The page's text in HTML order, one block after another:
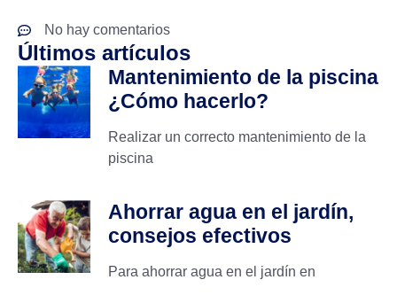
No hay comentarios
Últimos artículos
Mantenimiento de la piscina
¿Cómo hacerlo?
Realizar un correcto mantenimiento de la
piscina
Ahorrar agua en el jardín,
consejos efectivos
Para ahorrar agua en el jardín en